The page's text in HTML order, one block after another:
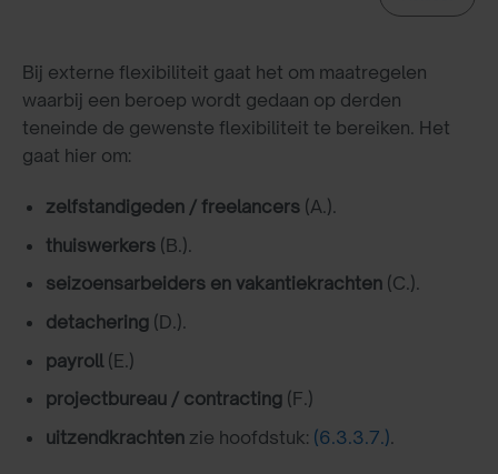
Bij externe flexibiliteit gaat het om maatregelen
waarbij een beroep wordt gedaan op derden
teneinde de gewenste flexibiliteit te bereiken. Het
gaat hier om:
zelfstandigeden / freelancers(A.).
thuiswerkers(B.).
seizoensarbeiders en vakantiekrachten(C.).
detachering(D.).
payroll (E.)
projectbureau / contracting (F.)
uitzendkrachtenzie hoofdstuk: (6.3.3.7.).